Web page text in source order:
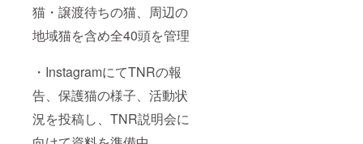
猫・譲渡待ちの猫、周辺の
地域猫を含め全40頭を管理
・InstagramにてTNRの報
告、保護猫の様子、活動状
況を投稿し、TNR説明会に